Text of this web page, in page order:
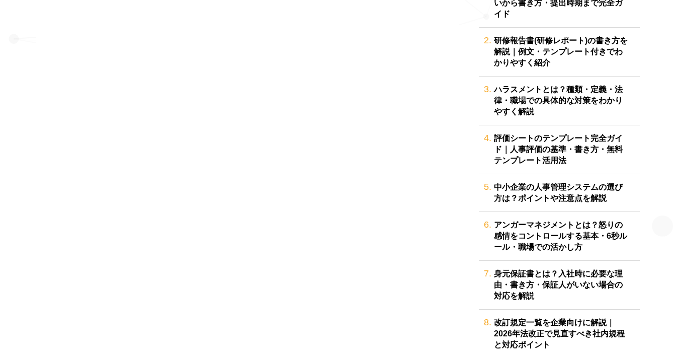
いから書き方・提出時期まで完全ガ
イド
2. 研修報告書(研修レポート)の書き方を
解説｜例文・テンプレート付きでわ
かりやすく紹介
3. ハラスメントとは？種類・定義・法
律・職場での具体的な対策をわかり
やすく解説
4. 評価シートのテンプレート完全ガイ
ド｜人事評価の基準・書き方・無料
テンプレート活用法
5. 中小企業の人事管理システムの選び
方は？ポイントや注意点を解説
6. アンガーマネジメントとは？怒りの
感情をコントロールする基本・6秒ル
ール・職場での活かし方
7. 身元保証書とは？入社時に必要な理
由・書き方・保証人がいない場合の
対応を解説
8. 改訂規定一覧を企業向けに解説｜
2026年法改正で見直すべき社内規程
と対応ポイント